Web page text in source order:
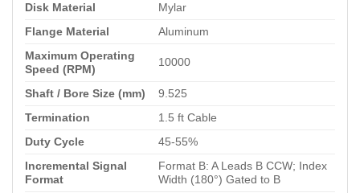
Disk Material
Mylar
Flange Material
Aluminum
Maximum Operating
Speed (RPM)
10000
Shaft / Bore Size (mm)
9.525
Termination
1.5 ft Cable
Duty Cycle
45-55%
Incremental Signal
Format
Format B: A Leads B CCW; Index
Width (180°) Gated to B